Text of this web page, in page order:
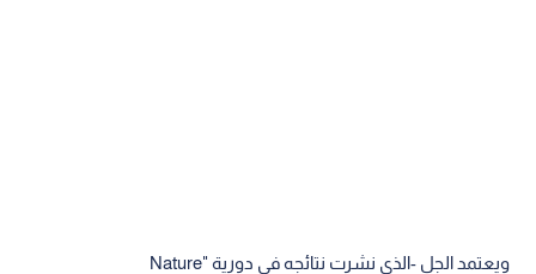
ويعتمد الجل -الذي نشرت نتائجه في دورية "Nature